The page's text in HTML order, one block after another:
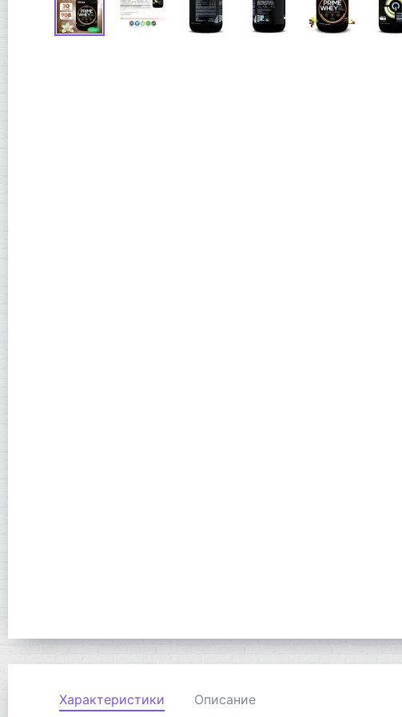
Характеристики Описание